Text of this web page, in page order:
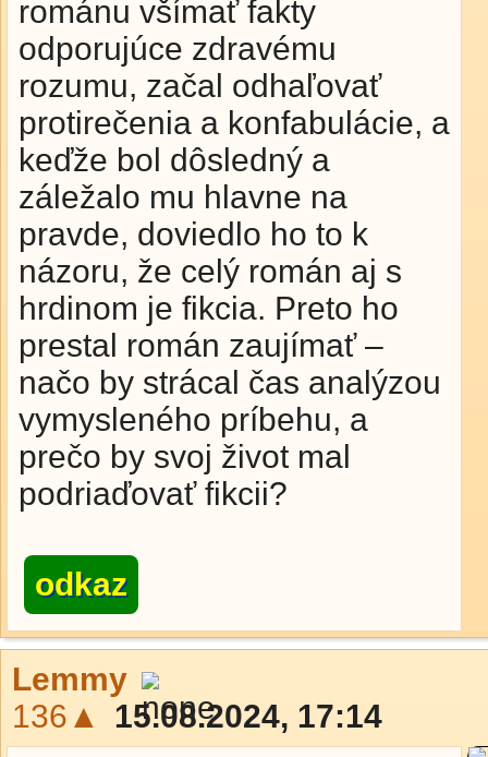
románu všímať fakty
odporujúce zdravému
rozumu, začal odhaľovať
protirečenia a konfabulácie, a
keďže bol dôsledný a
záležalo mu hlavne na
pravde, doviedlo ho to k
názoru, že celý román aj s
hrdinom je fikcia. Preto ho
prestal román zaujímať –
načo by strácal čas analýzou
vymysleného príbehu, a
prečo by svoj život mal
podriaďovať fikcii?
odkaz
Lemmy
136▲
15.08.2024, 17:14